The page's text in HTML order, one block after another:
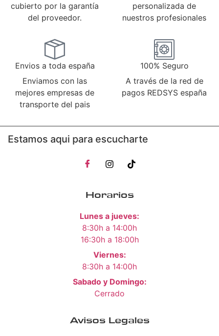
cubierto por la garantía
del proveedor.
personalizada de
nuestros profesionales
Envios a toda españa
Enviamos con las
mejores empresas de
transporte del pais
100% Seguro
A través de la red de
pagos REDSYS españa
Estamos aqui para escucharte
Horarios
Lunes a jueves:
8:30h a 14:00h
16:30h a 18:00h
Viernes:
8:30h a 14:00h
Sabado y Domingo:
Cerrado
Avisos Legales